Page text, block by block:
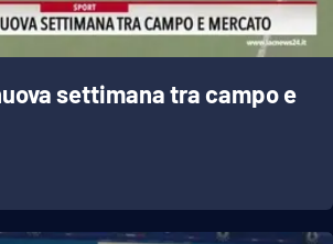
settimana tra campo e